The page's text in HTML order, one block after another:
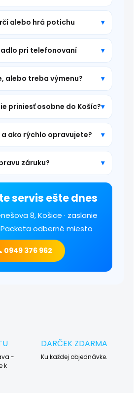
alebo hrá potichu
pri telefonovaní
alebo treba výmenu?
priniesť osobne do Košíc?
a ako rýchlo opravujete?
záruku?
servis ešte dnes
8, Košice · zaslanie
odberné miesto
0949 376 962
-
k
DARČEK ZDARMA
Ku každej objednávke.